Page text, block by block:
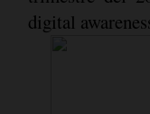
digital